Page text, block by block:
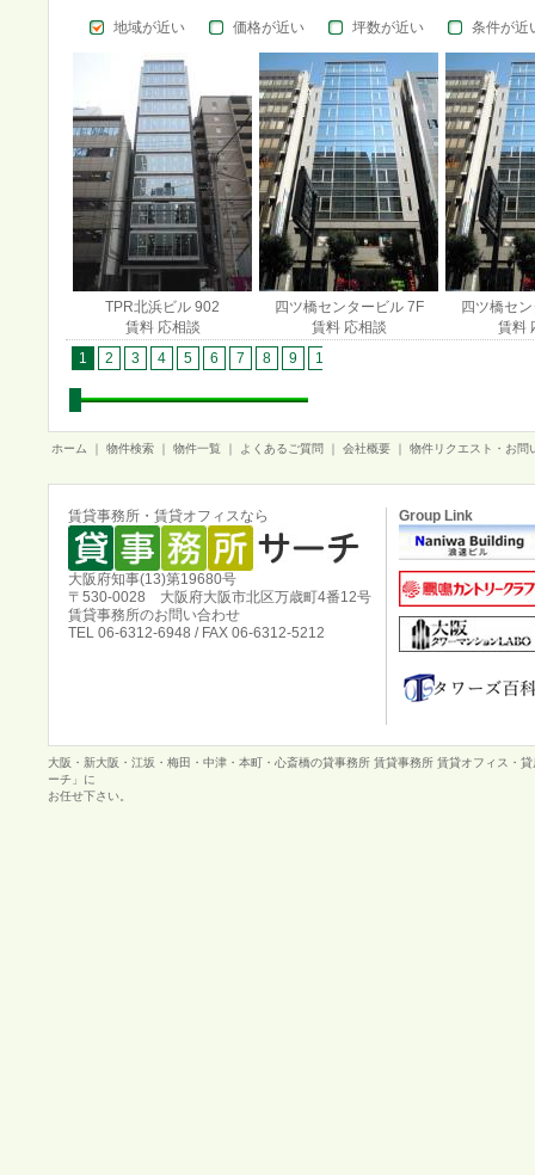
地域が近い 価格が近い 坪数が近い 条件が近
TPR北浜ビル 902
賃料 応相談
四ツ橋センタービル 7F
賃料 応相談
四ツ橋セ
賃料
1
2 3 4 5 6 7 8 9 10
ホーム 物件検索 物件一覧 よくあるご質問 会社概要 物件リクエスト・お問
賃貸事務所・賃貸オフィスなら
大阪府知事(13)第19680号
〒530-0028 大阪府大阪市北区万歳町4番12号
賃貸事務所のお問い合わせ
TEL 06-6312-6948 / FAX 06-6312-5212
Group Link
大阪・新大阪・江坂・梅田・中津・本町・心斎橋の貸事務所 賃貸事務所 賃貸オフィス・
ーチ」に
お任せ下さい。